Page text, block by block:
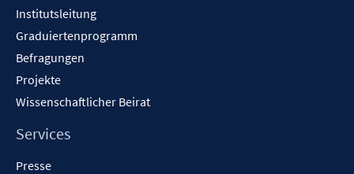
Institutsleitung
Graduiertenprogramm
Befragungen
Projekte
Wissenschaftlicher Beirat
Services
Presse